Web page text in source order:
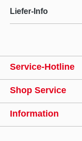
Liefer-Info
Service-Hotline
Shop Service
Information